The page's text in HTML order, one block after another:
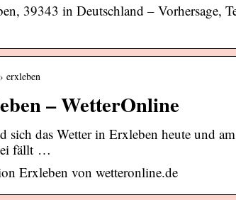
39343 in Deutschland – Vorhersage,
erxleben
– WetterOnline
sich das Wetter in Erxleben heute und
fällt …
Erxleben von wetteronline.de